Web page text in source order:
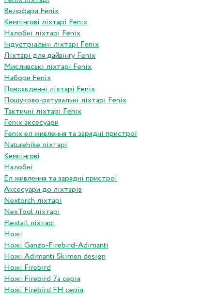
Велофари Fenix
Кемпінгові ліхтарі Fenix
Налобні ліхтарі Fenix
Індустріальні ліхтарі Fenix
Ліхтарі для дайвінгу Fenix
Мисливські ліхтарі Fenix
Набори Fenix
Повсякденні ліхтарі Fenix
Пошуково-рятувальні ліхтарі Fenix
Тактичні ліхтарі Fenix
Fenix аксесуари
Fenix ел живлення та зарядні пристрої
Naturehike ліхтарі
Кемпінгові
Налобні
Ел живлення та зарядні пристрої
Аксесуари до ліхтарів
Nextorch ліхтарі
NexTool ліхтарі
Flextail ліхтарі
Ножі
Ножі Ganzo-Firebird-Adimanti
Ножі Adimanti Skimen design
Ножі Firebird
Ножі Firebird 7а серія
Ножі Firebird FH серія